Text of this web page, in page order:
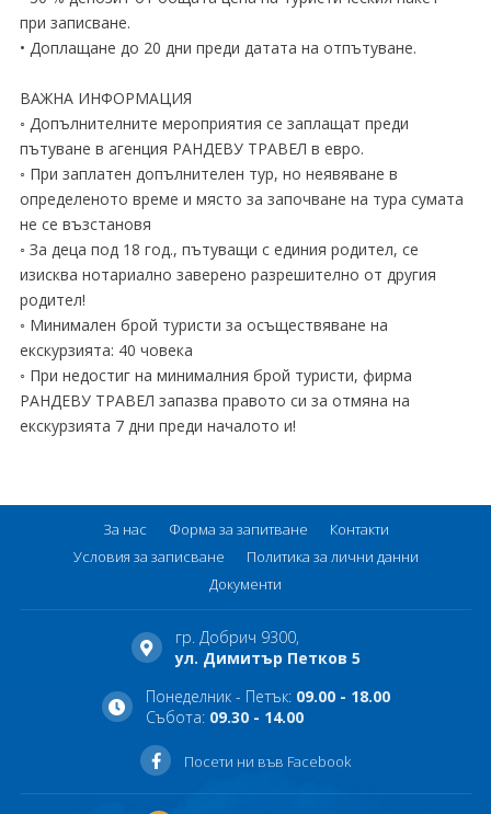
при записване.
• Доплащане до 20 дни преди датата на отпътуване.
ВАЖНА ИНФОРМАЦИЯ
◦ Допълнителните мероприятия се заплащат преди
пътуване в агенция РАНДЕВУ ТРАВЕЛ в евро.
◦ При заплатен допълнителен тур, но неявяване в
определеното време и място за започване на тура сумата
не се възстановя
◦ За деца под 18 год., пътуващи с единия родител, се
изисква нотариално заверено разрешително от другия
родител!
◦ Минимален брой туристи за осъществяване на
екскурзията: 40 човека
◦ При недостиг на минималния брой туристи, фирма
РАНДЕВУ ТРАВЕЛ запазва правото си за отмяна на
екскурзията 7 дни преди началото и!
За нас Форма за запитване
Контакти
Условия за записване
Политика за лични данни
Документи
гр. Добрич 9300,
ул. Димитър Петков 5
Понеделник - Петък: 09.00 - 18.00
Събота: 09.30 - 14.00
Посети ни във Facebook